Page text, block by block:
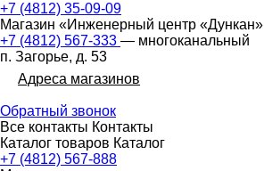
+7 (4812) 35-09-09
Магазин «Инженерный центр «Дункан»
+7 (4812) 567-333 — многоканальный
п. Загорье, д. 53
Адреса магазинов
Обратный звонок
Все контакты Контакты
Каталог товаров Каталог
+7 (4812) 567-888